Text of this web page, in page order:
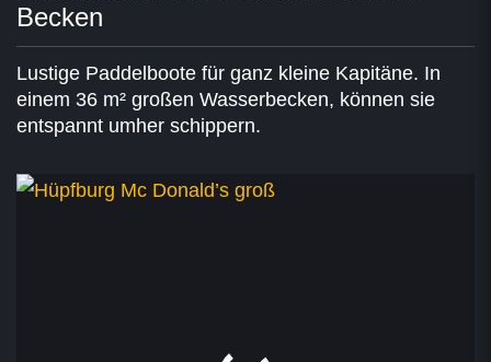
Becken
Lustige Paddelboote für ganz kleine Kapitäne. In
einem 36 m² großen Wasserbecken, können sie
entspannt umher schippern.